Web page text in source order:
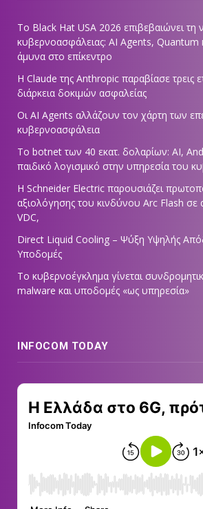
Το Black Hat USA 2026 επιβεβαιώνει τη
κυβερνοασφάλειας: AI Agents, Quantum
άμυνα στο επίκεντρο
Η Claude της Anthropic παραβίασε τρεις
διάρκεια δοκιμών ασφαλείας
Οι AI Agents αλλάζουν τον χάρτη των
κυβερνοασφάλεια
Το botnet των 40 εκατ. δολαρίων: AI,
παιδικό λογισμικό στην υπηρεσία του
Η Schneider Electric παρουσιάζει
αξιολόγησης του κινδύνου Arc Flash
VDC,
Direct Liquid Cooling – Ψύξη Υψηλής
Υποδομές
Το κυβερνοέγκλημα γίνεται
malware και υποδομές «ως υπηρεσία»
INFOCOM TODAY